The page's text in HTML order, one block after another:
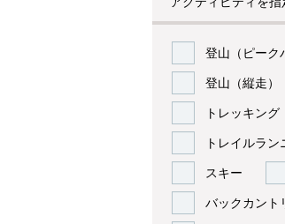
登山（ピーク
登山（縦走）
トレッキング
トレイルラン
スキー
バックカント